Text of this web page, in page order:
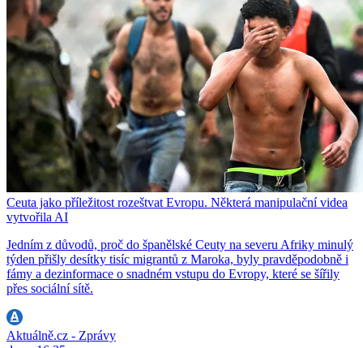
Ceuta jako příležitost rozeštvat Evropu. Některá manipulační videa
vytvořila AI
Jedním z důvodů, proč do španělské Ceuty na severu Afriky minulý
týden přišly desítky tisíc migrantů z Maroka, byly pravděpodobně i
fámy a dezinformace o snadném vstupu do Evropy, které se šířily
přes sociální sítě.
Aktuálně.cz - Zprávy